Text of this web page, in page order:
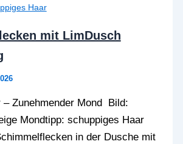
Haar
mit LimDusch
– Zunehmender Mond Bild:
Mondtipp: schuppiges Haar
in der Dusche mit